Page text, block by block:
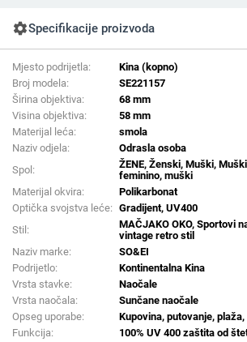
settingsSpecifikacije proizvoda
Mjesto podrijetla:
Kina (kopno)
Broj modela:
SE221157
Širina objektiva:
68 mm
Visina objektiva:
58 mm
Materijal leća:
smola
Naziv odjela:
Odrasla osoba
Spol:
ŽENE, Ženski, Muški,
feminino, muški
Materijal okvira:
Polikarbonat
Optička svojstva leće: Gradijent, UV400
Stil:
MAČJAKO OKO, Sportovi
vintage retro stil
Naziv marke:
SO&EI
Podrijetlo:
Kontinentalna Kina
Vrsta stavke:
Naočale
Vrsta naočala:
Sunčane naočale
Opseg uporabe:
Kupovina, putovanje,
Funkcija:
100% UV 400 zaštita od